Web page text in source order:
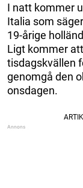
I natt kommer
Italia som
19-årige
Ligt kommer
tisdagskvällen
genomgå den
onsdagen.